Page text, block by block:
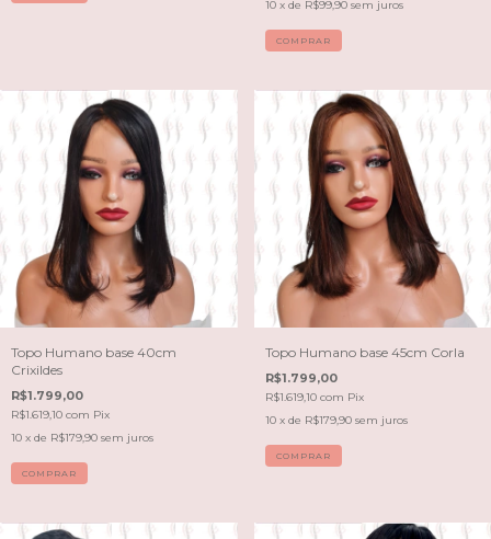
10 x de R$99,90 sem juros
COMPRAR
Topo Humano base 40cm
Crixildes
R$1.799,00
R$1.619,10 com Pix
10 x de R$179,90 sem juros
COMPRAR
Topo Humano base 45cm Corla
R$1.799,00
R$1.619,10 com Pix
10 x de R$179,90 sem juros
COMPRAR